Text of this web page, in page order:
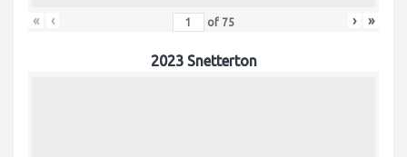
« ‹ of 75 › »
2023 Snetterton